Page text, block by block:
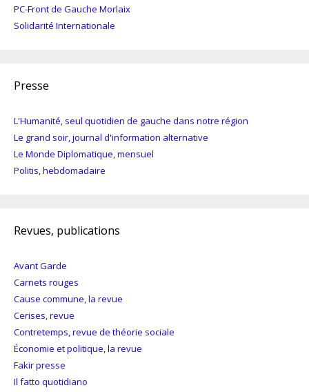
PC-Front de Gauche Morlaix
Solidarité Internationale
Presse
L'Humanité, seul quotidien de gauche dans notre région
Le grand soir, journal d'information alternative
Le Monde Diplomatique, mensuel
Politis, hebdomadaire
Revues, publications
Avant Garde
Carnets rouges
Cause commune, la revue
Cerises, revue
Contretemps, revue de théorie sociale
Économie et politique, la revue
Fakir presse
Il fatto quotidiano